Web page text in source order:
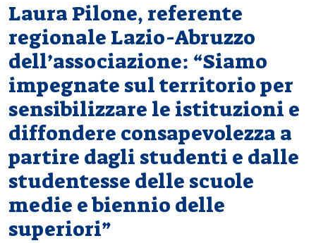
Laura Pilone, referente
regionale Lazio-Abruzzo
dell’associazione: “Siamo
impegnate sul territorio per
sensibilizzare le istituzioni e
diffondere consapevolezza a
partire dagli studenti e dalle
studentesse delle scuole
medie e biennio delle
superiori”